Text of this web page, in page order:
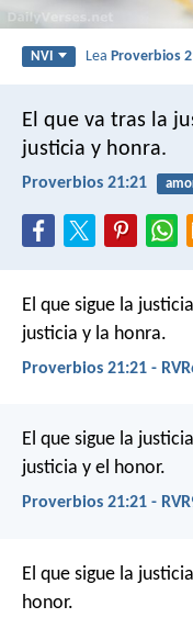
NVI LeaProverbios
El que va tras la
justicia y honra.
Proverbios 21:21
El que sigue la
justicia y la honra.
Proverbios 21:21 -
El que sigue la
justicia y el honor.
Proverbios 21:21 -
El que sigue la
honor.